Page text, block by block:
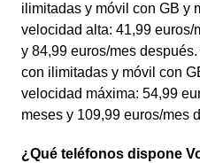
ilimitadas y móvil con GB y
velocidad alta: 41,99 euros/
y 84,99 euros/mes
con ilimitadas y móvil con
velocidad máxima: 54,99
meses y 109,99 euros/mes
¿Qué teléfonos dispone